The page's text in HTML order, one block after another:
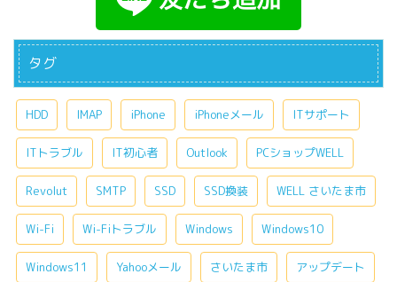
タグ
HDD IMAP iPhone iPhoneメール ITサポート
ITトラブル IT初心者 Outlook PCショップWELL
Revolut SMTP SSD SSD換装 WELL さいたま市
Wi-Fi Wi-Fiトラブル Windows Windows10
Windows11 Yahooメール さいたま市 アップデート